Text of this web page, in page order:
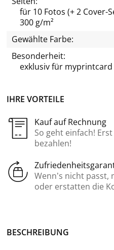
IHRE VORTEILE
Kauf auf Rechnung
So geht einfach!
bezahlen!
Wenn’s nicht passt,
oder erstatten die
für 10 Fotos (+ 2 Cover-
300 g/m²
Gewählte Farbe:
Besonderheit:
exklusiv für myprintcard
BE­SCHREI­BUNG